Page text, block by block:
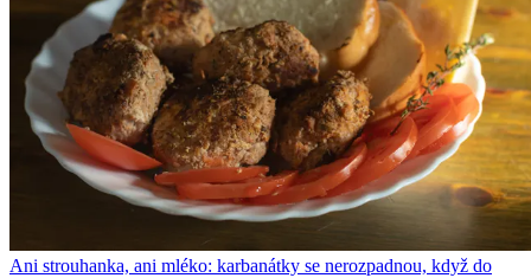
Ani strouhanka, ani mléko: karbanátky se nerozpadnou, když do